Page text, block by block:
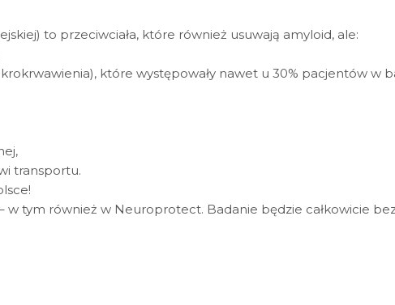
to przeciwciała, które również usuwają amyloid, ale:
które występowały nawet u 30% pacjentów w
transportu.
tym również w Neuroprotect. Badanie będzie całkowicie